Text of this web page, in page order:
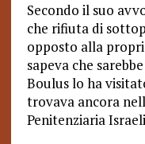
Secondo il suo
che rifiuta di
opposto alla
sapeva che
Boulus lo ha
trovava ancora
Penitenziaria